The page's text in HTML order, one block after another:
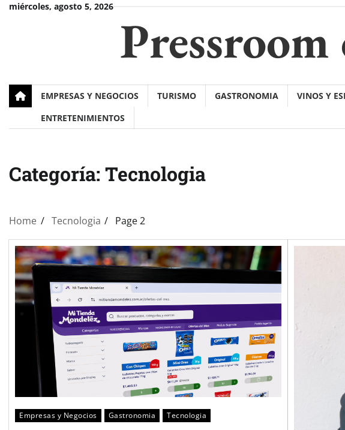
Skipmiércoles, agosto 5, 2026
EMPRESAS Y NEGOCIOS TURISMO GASTRONOMIA VINOS Y
ENTRETENIMIENTOS
Categoría: Tecnologia
Home Tecnologia Page 2
Empresas y Negocios Gastronomia Tecnologia